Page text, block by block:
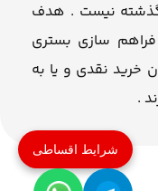
گذشته نیست . هدف
سازی بستری
خرید نقدی و یا به
.
شرایط اقساطی